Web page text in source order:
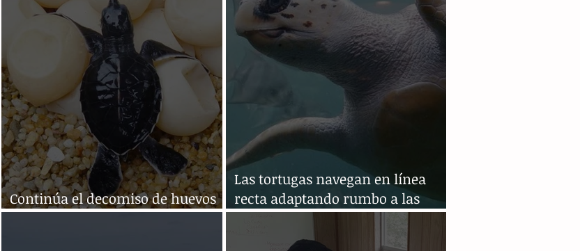
Continúa el decomiso de huevos
de tortuga en Chiapas
Las tortugas navegan en línea
recta adaptando rumbo a las
corrientes